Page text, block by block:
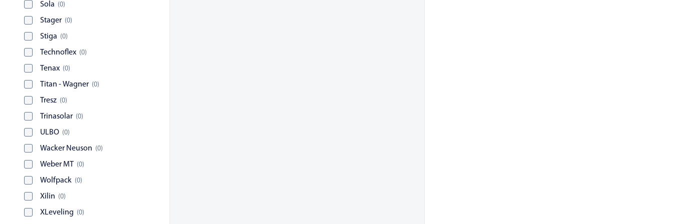
Sola (0)
Stager (0)
Stiga (0)
Technoflex (0)
Tenax (0)
Titan - Wagner (0)
Tresz (0)
Trinasolar (0)
ULBO (0)
Wacker Neuson (0)
Weber MT (0)
Wolfpack (0)
Xilin (0)
XLeveling (0)